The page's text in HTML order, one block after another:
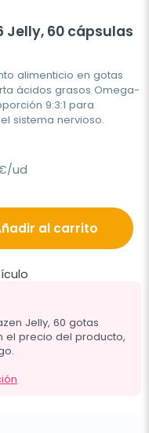
Jelly, 60 cápsulas
alimenticio en gotas
ácidos grasos Omega-
9:3:1 para
sistema nervioso.
ud
al carrito
Jelly, 60 gotas
el precio del producto,